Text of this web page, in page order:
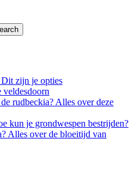
zijn je opties
veldesdoorn
rudbeckia? Alles over deze
kun je grondwespen bestrijden?
Alles over de bloeitijd van